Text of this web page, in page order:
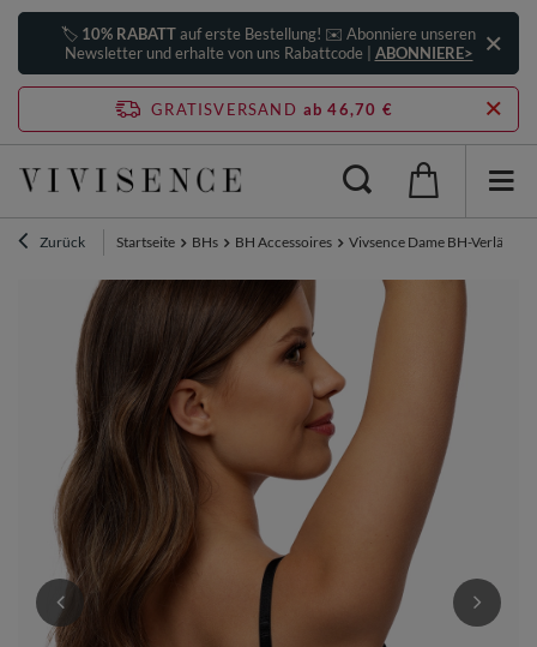
🏷️ 10% RABATTauf erste Bestellung! ✉️ Abonniere unseren
Newsletter und erhalte von uns Rabattcode | ABONNIERE>
GRATISVERSAND ab 46,70 €
Zurück Startseite BHs BH Accessoires Vivsence Dame BH-